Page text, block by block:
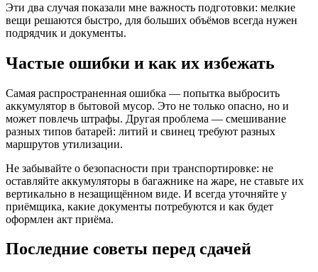
Эти два случая показали мне важность подготовки: мелкие
вещи решаются быстро, для больших объёмов всегда нужен
подрядчик и документы.
Частые ошибки и как их избежать
Самая распространенная ошибка — попытка выбросить
аккумулятор в бытовой мусор. Это не только опасно, но и
может повлечь штрафы. Другая проблема — смешивание
разных типов батарей: литий и свинец требуют разных
маршрутов утилизации.
Не забывайте о безопасности при транспортировке: не
оставляйте аккумуляторы в багажнике на жаре, не ставьте их
вертикально в незащищённом виде. И всегда уточняйте у
приёмщика, какие документы потребуются и как будет
оформлен акт приёма.
Последние советы перед сдачей